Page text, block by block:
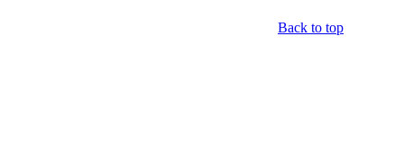
Back to top